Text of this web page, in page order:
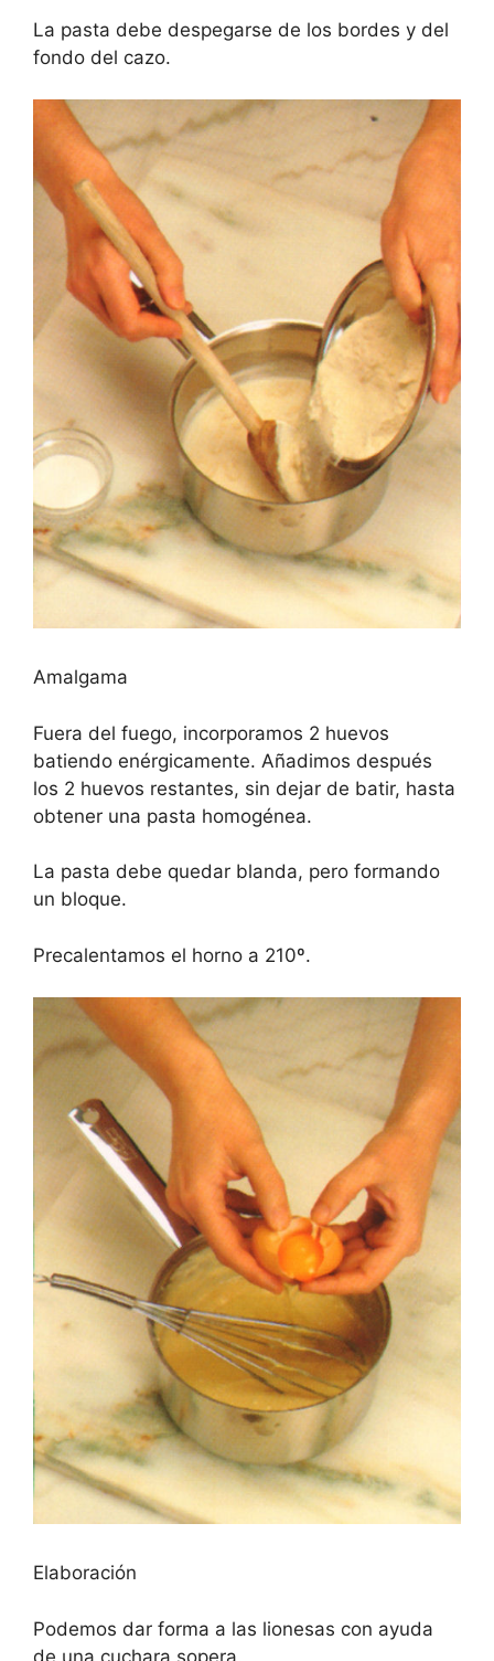
La pasta debe despegarse de los bordes y del
fondo del cazo.
Amalgama
Fuera del fuego, incorporamos 2 huevos
batiendo enérgicamente. Añadimos después
los 2 huevos restantes, sin dejar de batir, hasta
obtener una pasta homogénea.
La pasta debe quedar blanda, pero formando
un bloque.
Precalentamos el horno a 210º.
Elaboración
Podemos dar forma a las lionesas con ayuda
de una cuchara sopera.